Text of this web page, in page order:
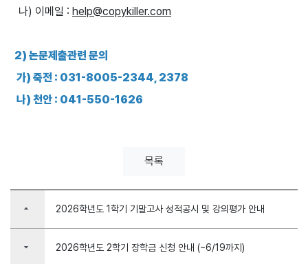
나) 이메일 : help@copykiller.com
2) 논문제출관련 문의
가) 죽전 : 031-8005-2344, 2378
나) 천안 : 041-550-1626
목록
arrow_drop_up 2026학년도 1학기 기말고사 성적공시 및 강의평가 안내
arrow_drop_down 2026학년도 2학기 장학금 신청 안내 (~6/19까지)